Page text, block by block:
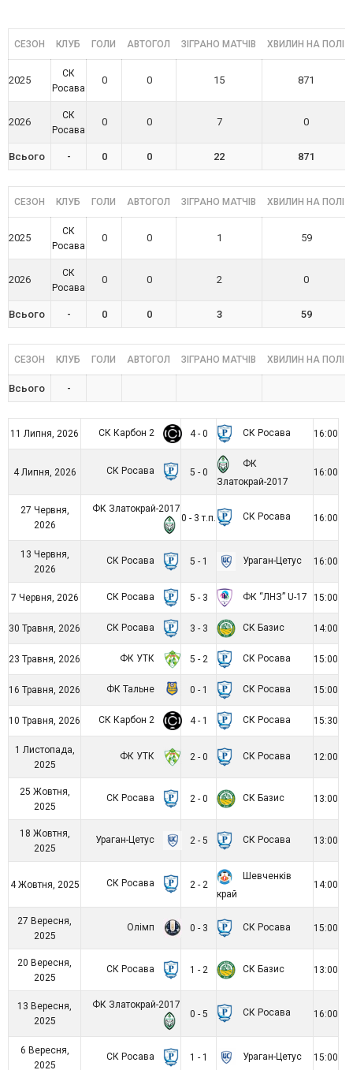
СЕЗОН КЛУБ ГОЛИ АВТОГОЛ ЗІГРАНО МАТЧІВ ХВИЛИН НА ПОЛІ
2025
СК
Росава
0 0 15 871
2026
СК
Росава
0 0 7 0
Всього - 0 0 22 871
СЕЗОН КЛУБ ГОЛИ АВТОГОЛ ЗІГРАНО МАТЧІВ ХВИЛИН НА ПОЛІ
2025
СК
Росава
0 0 1 59
2026
СК
Росава
0 0 2 0
Всього - 0 0 3 59
СЕЗОН КЛУБ ГОЛИ АВТОГОЛ ЗІГРАНО МАТЧІВ ХВИЛИН НА ПОЛІ
Всього -
11 Липня, 2026 СК Карбон 2 4 - 0 СК Росава 16:00
4 Липня, 2026 СК Росава 5 - 0
ФК
Златокрай-2017
16:00
27 Червня,
2026
ФК Златокрай-2017
0 - 3 т.п.
СК Росава 16:00
13 Червня,
2026
СК Росава 5 - 1 Ураган-Цетус 16:00
7 Червня, 2026 СК Росава 5 - 3 ФК “ЛНЗ” U-17 15:00
30 Травня, 2026 СК Росава 3 - 3 СК Базис 14:00
23 Травня, 2026 ФК УТК 5 - 2 СК Росава 15:00
16 Травня, 2026 ФК Тальне 0 - 1 СК Росава 15:00
10 Травня, 2026 СК Карбон 2 4 - 1 СК Росава 15:30
1 Листопада,
2025
ФК УТК 2 - 0 СК Росава 12:00
25 Жовтня,
2025
СК Росава 2 - 0 СК Базис 13:00
18 Жовтня,
2025
Ураган-Цетус 2 - 5 СК Росава 13:00
4 Жовтня, 2025 СК Росава 2 - 2
Шевченків
край
14:00
27 Вересня,
2025
Олімп 0 - 3 СК Росава 15:00
20 Вересня,
2025
СК Росава 1 - 2 СК Базис 13:00
13 Вересня,
2025
ФК Златокрай-2017
0 - 5
СК Росава 16:00
6 Вересня,
2025
СК Росава 1 - 1 Ураган-Цетус 15:00